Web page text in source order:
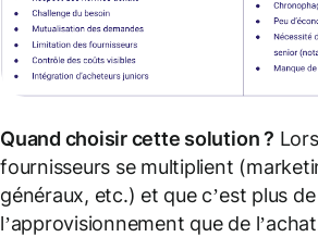
Quand choisir cette solution ?
fournisseurs se multiplient
généraux, etc.) et que c’est plus de
l’approvisionnement que de